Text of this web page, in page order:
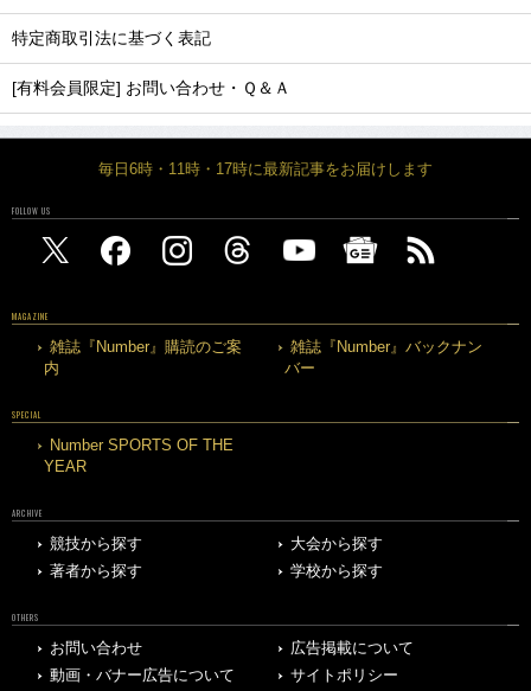
特定商取引法に基づく表記
[有料会員限定] お問い合わせ・Ｑ＆Ａ
毎日6時・11時・17時に最新記事をお届けします
FOLLOW US
MAGAZINE
雑誌『Number』購読のご案
内
雑誌『Number』バックナン
バー
SPECIAL
Number SPORTS OF THE
YEAR
ARCHIVE
競技から探す
大会から探す
著者から探す
学校から探す
OTHERS
お問い合わせ
広告掲載について
動画・バナー広告について
サイトポリシー